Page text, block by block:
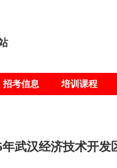
招考信息 培训课程
年武汉经济技术开发